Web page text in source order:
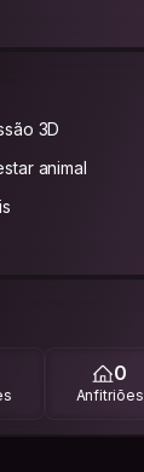
3D
animal
0
Anfitriões